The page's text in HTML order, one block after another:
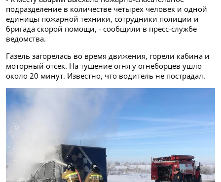
подразделение в количестве четырех человек и одной
единицы пожарной техники, сотрудники полиции и
бригада скорой помощи, - сообщили в пресс-службе
ведомства.
Газель загорелась во время движения, горели кабина и
моторный отсек. На тушение огня у огнеборцев ушло
около 20 минут. Известно, что водитель не пострадал.